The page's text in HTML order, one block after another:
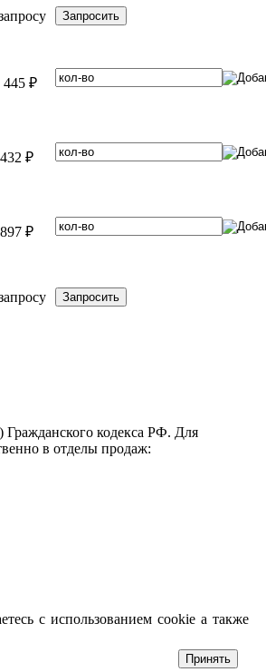
445 ₽
₽
₽
кодекса РФ. Для
в отделы продаж:
с использованием cookie а также
Принять